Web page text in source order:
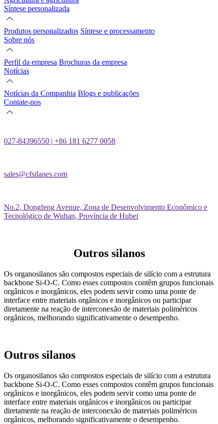
Síntese personalizada
Produtos personalizados Síntese e processamento
Sobre nós
Perfil da empresa Brochuras da empresa
Notícias
Notícias da Companhia Blogs e publicações
Contate-nos
027-84396550 | +86 181 6277 0058
sales@cfsilanes.com
No.2, Dongfeng Avenue, Zona de Desenvolvimento Econômico e
Tecnológico de Wuhan, Província de Hubei
Outros silanos
Os organosilanos são compostos especiais de silício com a estrutura
backbone Si-O-C. Como esses compostos contêm grupos funcionais
orgânicos e inorgânicos, eles podem servir como uma ponte de
interface entre materiais orgânicos e inorgânicos ou participar
diretamente na reação de interconexão de materiais poliméricos
orgânicos, melhorando significativamente o desempenho.
Outros silanos
Os organosilanos são compostos especiais de silício com a estrutura
backbone Si-O-C. Como esses compostos contêm grupos funcionais
orgânicos e inorgânicos, eles podem servir como uma ponte de
interface entre materiais orgânicos e inorgânicos ou participar
diretamente na reação de interconexão de materiais poliméricos
orgânicos, melhorando significativamente o desempenho.